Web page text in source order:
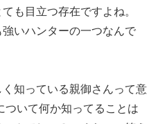
も目立つ存在ですよね。
いハンターの一つなんで
知っている親御さんって意
ついて何か知ってることは